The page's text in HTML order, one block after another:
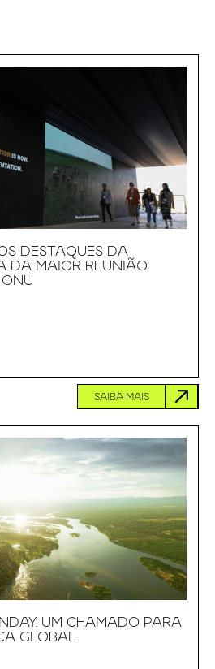
DESTAQUES DA
DA MAIOR REUNIÃO
SAIBA MAIS
UM CHAMADO PARA
GLOBAL